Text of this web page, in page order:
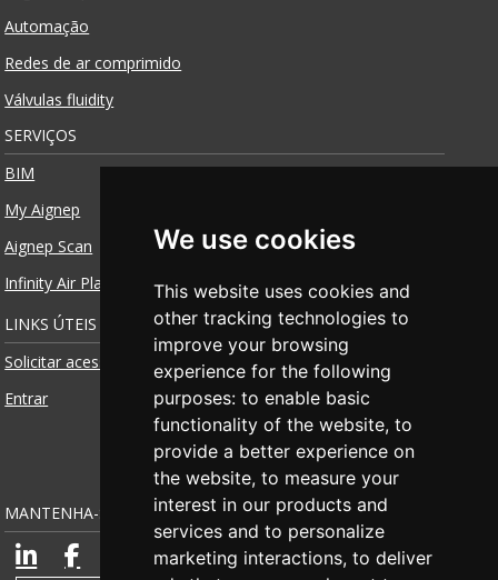
We use cookies
This website uses cookies and
other tracking technologies to
improve your browsing
experience for the following
purposes: to enable basic
functionality of the website, to
provide a better experience on
the website, to measure your
interest in our products and
services and to personalize
marketing interactions, to deliver
Automação
Redes de ar comprimido
Válvulas fluidity
SERVIÇOS
BIM
My Aignep
Aignep Scan
Infinity Air Planner
LINKS ÚTEIS
Solicitar acesso
Entrar
MANTENHA-SE CONECTADO